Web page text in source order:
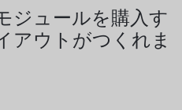
ジュールを購入す
アウトがつくれま